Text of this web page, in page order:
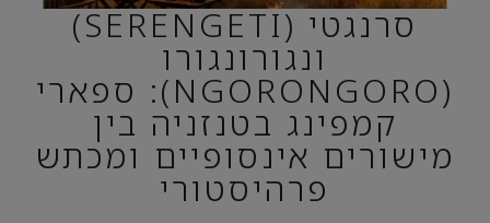
סרנגטי (SERENGETI)
ונגורונגורו
(NGORONGORO): ספארי
קמפינג בטנזניה בין
מישורים אינסופיים ומכתש
פרהיסטורי